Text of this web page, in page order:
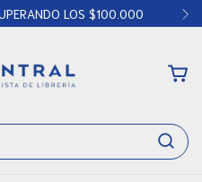
LOS $100.000